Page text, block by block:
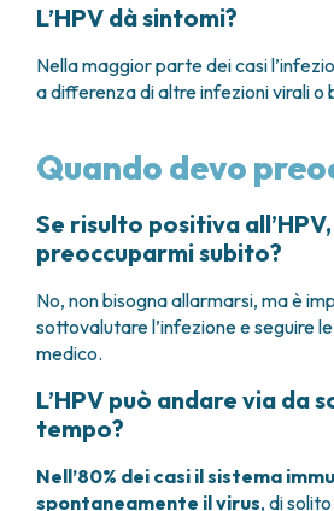
L’HPV dà sintomi?
Nella maggior parte dei casi
a differenza di altre infezioni virali o
Quando devo
Se risulto positiva
preoccuparmi subito?
No, non bisogna allarmarsi, ma è
sottovalutare l’infezione e seguire
medico.
L’HPV può andare via da
tempo?
Nell’80% dei casi il sistema
spontaneamente il virus, di